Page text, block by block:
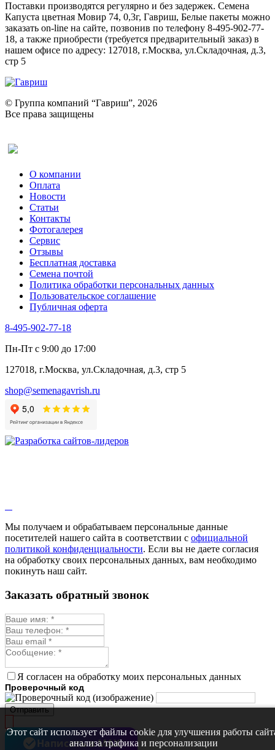
Поставки производятся регулярно и без задержек. Семена
Капуста цветная Мовир 74, 0,3г, Гавриш, Белые пакеты можно
заказать on-line на сайте, позвонив по телефону 8-495-902-77-
18, а также приобрести (требуется предварительный заказ) в
нашем офисе по адресу: 127018, г.Москва, ул.Складочная, д.3,
стр 5
© Группа компаний “Гавриш”, 2026
Все права защищены
О компании
Оплата
Новости
Статьи
Контакты
Фотогалерея​
Сервис
Отзывы
Бесплатная доставка
Семена почтой
Политика обработки персональных данных
Пользовательское соглашение
Публичная оферта
8-495-902-77-18
Пн-Пт с 9:00 до 17:00
127018, г.Москва, ул.Складочная, д.3, стр 5
shop@semenagavrish.ru
Мы получаем и обрабатываем персональные данные
посетителей нашего сайта в соответствии с официальной
политикой конфиденциальности. Если вы не даете согласия
на обработку своих персональных данных, вам необходимо
покинуть наш сайт.
Этот сайт использует файлы cookie для улучшения работы
анализа трафика и персонализации
Заказать обратный звонок
Я согласен на обработку моих персональных данных
Проверочный код
Отправить
Написать в MAX